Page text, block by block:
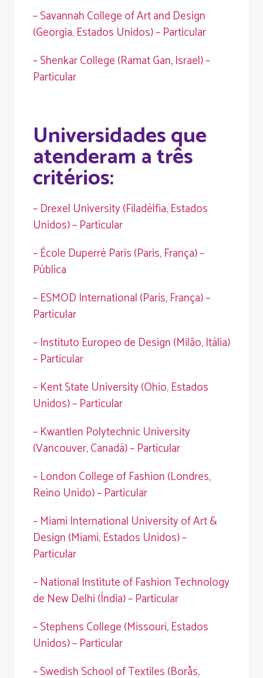
– Savannah College of Art and Design
(Georgia, Estados Unidos) – Particular
– Shenkar College (Ramat Gan, Israel) –
Particular
Universidades que
atenderam a três
critérios:
– Drexel University (Filadélfia, Estados
Unidos) – Particular
– École Duperré Paris (Paris, França) –
Pública
– ESMOD International (Paris, França) –
Particular
– Instituto Europeo de Design (Milão, Itália)
– Particular
– Kent State University (Ohio, Estados
Unidos) – Particular
– Kwantlen Polytechnic University
(Vancouver, Canadá) – Particular
– London College of Fashion (Londres,
Reino Unido) – Particular
– Miami International University of Art &
Design (Miami, Estados Unidos) –
Particular
– National Institute of Fashion Technology
de New Delhi (Índia) – Particular
– Stephens College (Missouri, Estados
Unidos) – Particular
– Swedish School of Textiles (Borås,